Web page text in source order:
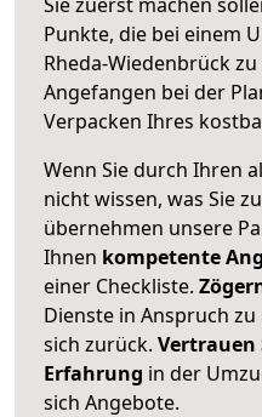
Punkte, die bei einem
Rheda-Wiedenbrück
Angefangen bei der
Verpacken Ihres
Wenn Sie durch Ihren
nicht wissen, was Sie
übernehmen unsere
Ihnen kompetente
einer Checkliste.
Dienste in Anspruch
sich zurück. Vertrauen
Erfahrung in der
sich Angebote.